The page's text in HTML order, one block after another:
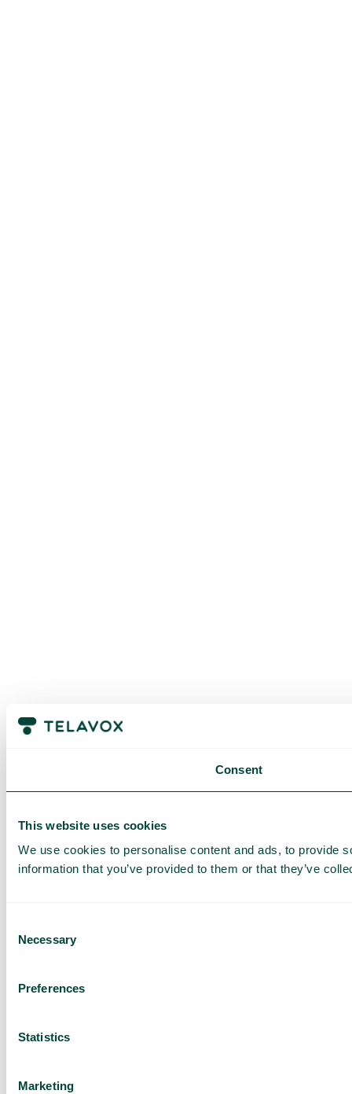
Consent
This website uses cookies
We use cookies to personalise content and ads, to provide
information that you’ve provided to them or that they’ve
Selection
Necessary
Preferences
Statistics
Marketing